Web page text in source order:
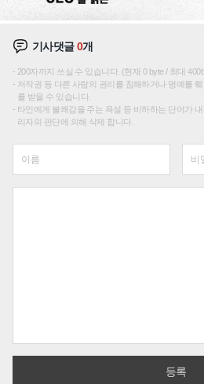
기사댓글0개
200자까지 쓰실 수 있습니다. (현재 0 byte / 최대
저작권 등 다른 사람의 권리를 침해하거나 명예를
를 받을 수 있습니다.
타인에게 불쾌감을 주는 욕설 등 비하하는 단어가
리자의 판단에 의해 삭제 합니다.